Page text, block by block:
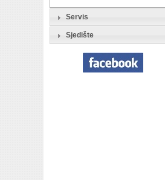
Servis
Sjedište